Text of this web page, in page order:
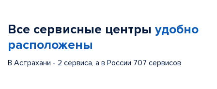
Все сервисные центры удобно
расположены
В Астрахани - 2 сервиса, а в России 707 сервисов